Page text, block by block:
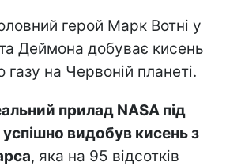
герой Марк Вотні у
Деймона добуває кисень
газу на Червоній планеті.
прилад NASA під
видобув кисень з
, яка на 95 відсотків